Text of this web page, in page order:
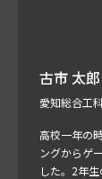
古市 太郎
愛知総合工
高校一年の
ングからゲ
した。2年